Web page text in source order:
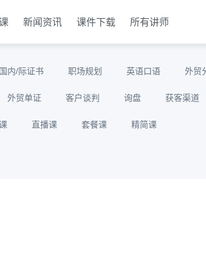
新闻资讯 课件下载 所有讲师
内/际证书 职场规划 英语口语 外贸
外贸单证 客户谈判 询盘 获客渠道
直播课 套餐课 精简课